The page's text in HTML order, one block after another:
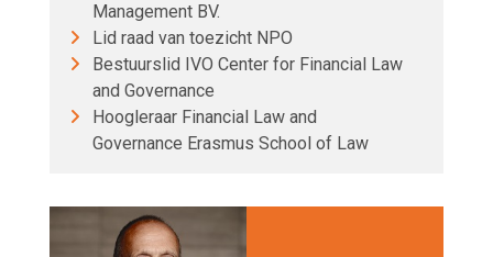
Management BV.
Lid raad van toezicht NPO
Bestuurslid IVO Center for Financial Law
and Governance
Hoogleraar Financial Law and
Governance Erasmus School of Law